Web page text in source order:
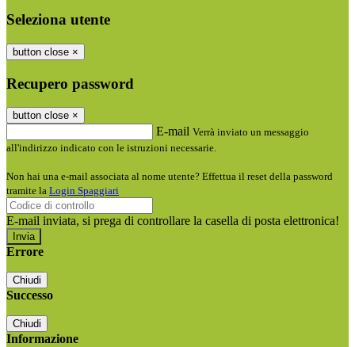
Seleziona utente
button close ×
Recupero password
button close ×
E-mail Verrà inviato un messaggio
all'indirizzo indicato con le istruzioni necessarie.
Non hai una e-mail associata al nome utente? Effettua il reset della password
tramite la Login Spaggiari
E-mail inviata, si prega di controllare la casella di posta elettronica!
Errore
Chiudi
Successo
Chiudi
Informazione